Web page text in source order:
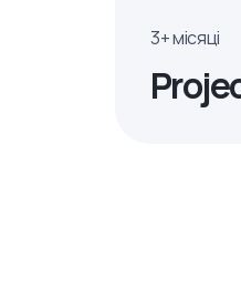
3+ місяці